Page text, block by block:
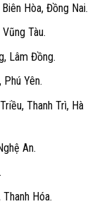
Hòa, Đồng Nai.
Tàu.
Lâm Đồng.
Yên.
Thanh Trì, Hà
An.
Hóa.